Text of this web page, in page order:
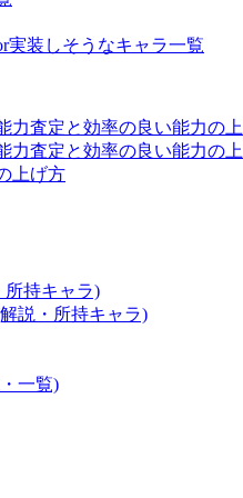
実装しそうなキャラ一覧
力査定と効率の良い能力の
力査定と効率の良い能力の
上げ方
所持キャラ)
説・所持キャラ)
一覧)